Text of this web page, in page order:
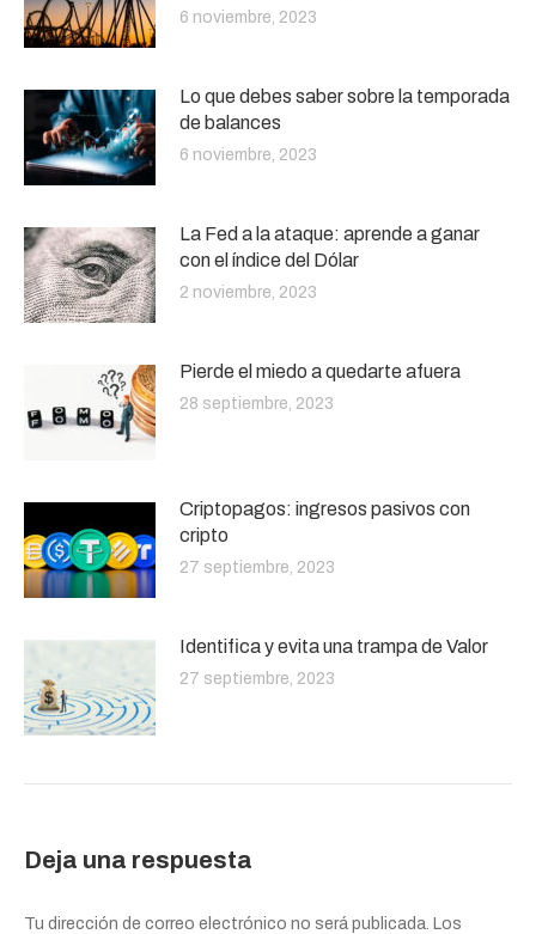
6 noviembre, 2023
Lo que debes saber sobre la temporada
de balances
6 noviembre, 2023
La Fed a la ataque: aprende a ganar
con el índice del Dólar
2 noviembre, 2023
Pierde el miedo a quedarte afuera
28 septiembre, 2023
Criptopagos: ingresos pasivos con
cripto
27 septiembre, 2023
Identifica y evita una trampa de Valor
27 septiembre, 2023
Deja una respuesta
Tu dirección de correo electrónico no será publicada. Los